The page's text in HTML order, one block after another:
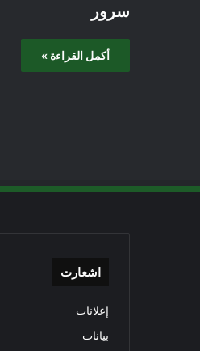
سرور
أكمل القراءة »
اشعارت
إعلانات
بيانات